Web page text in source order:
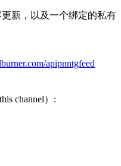
新，以及一个绑定的私有
apipnntgfeed
channel）: